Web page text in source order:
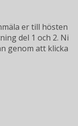
er till hösten
del 1 och 2. Ni
genom att klicka